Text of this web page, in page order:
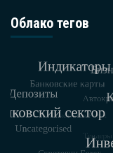
Облако тегов